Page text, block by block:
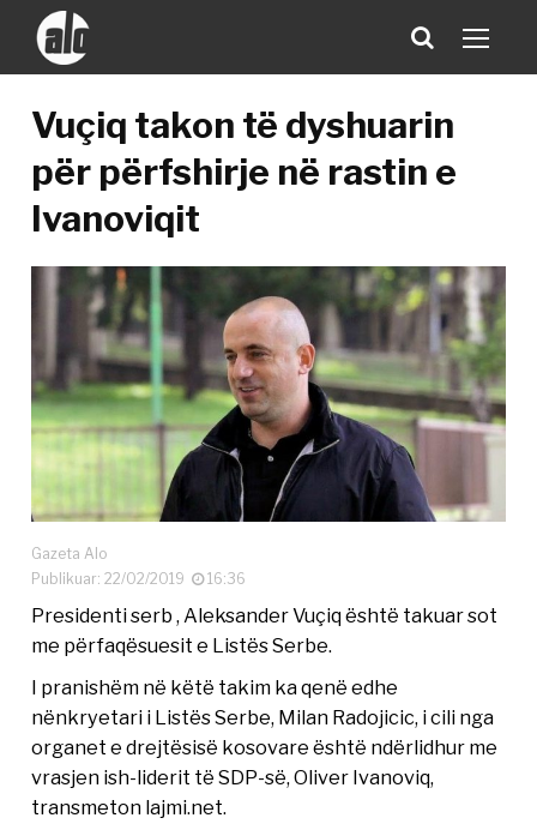
Vuçiq takon të dyshuarin
për përfshirje në rastin e
Ivanoviqit
Gazeta Alo
Publikuar: 22/02/2019
16:36
Presidenti serb , Aleksander Vuçiq është takuar sot
me përfaqësuesit e Listës Serbe.
I pranishëm në këtë takim ka qenë edhe
nënkryetari i Listës Serbe, Milan Radojicic, i cili nga
organet e drejtësisë kosovare është ndërlidhur me
vrasjen ish-liderit të SDP-së, Oliver Ivanoviq,
transmeton lajmi.net.